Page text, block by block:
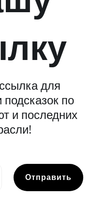
для
по
и последних
Отправить